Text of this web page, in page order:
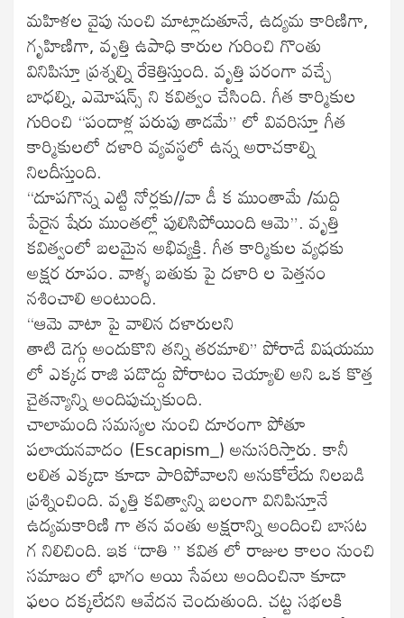
మహిళల వైపు నుంచి మాట్లాడుతూనే, ఉద్యమ కారిణిగా,
గృహిణిగా, వృత్తి ఉపాధి కారుల గురించి గొంతు
వినిపిస్తూ ప్రశ్నల్ని రేకెత్తిస్తుంది. వృత్తి పరంగా వచ్చే
బాధల్ని, ఎమోషన్స్ ని కవిత్వం చేసింది. గీత కార్మికుల
గురించి “పందాళ్ల పరుపు తాడమే” లో వివరిస్తూ గీత
కార్మికులలో దళారి వ్యవస్థలో ఉన్న అరాచకాల్ని
నిలదీస్తుంది.
“దూపగొన్న ఎట్టి నోర్లకు//వా డీ క ముంతామే /మద్ది
పేరైన షేరు ముంతల్లో పులిసిపోయింది ఆమె”. వృత్తి
కవిత్వంలో బలమైన అభివ్యక్తి. గీత కార్మికుల వ్యధకు
అక్షర రూపం. వాళ్ళ బతుకు పై దళారి ల పెత్తనం
నశించాలి అంటుంది.
“ఆమె వాటా పై వాలిన దళారులని
తాటి డెగ్గు అందుకొని తన్ని తరమాలి” పోరాడే విషయము
లో ఎక్కడ రాజి పడొద్దు పోరాటం చెయ్యాలి అని ఒక కొత్త
చైతన్యాన్ని అందిపుచ్చుకుంది.
చాలామంది సమస్యల నుంచి దూరంగా పోతూ
పలాయనవాదం (Escapism_) అనుసరిస్తారు. కానీ
లలిత ఎక్కడా కూడా పారిపోవాలని అనుకోలేదు నిలబడి
ప్రశ్నించింది. వృత్తి కవిత్వాన్ని బలంగా వినిపిస్తూనే
ఉద్యమకారిణి గా తన వంతు అక్షరాన్ని అందించి బాసట
గ నిలిచింది. ఇక “దాతి ” కవిత లో రాజుల కాలం నుంచి
సమాజం లో భాగం అయి సేవలు అందించినా కూడా
ఫలం దక్కలేదని ఆవేదన చెందుతుంది. చట్ట సభలకి